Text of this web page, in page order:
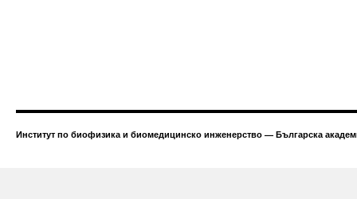
Институт по биофизика и биомедицинско инженерство — Българска